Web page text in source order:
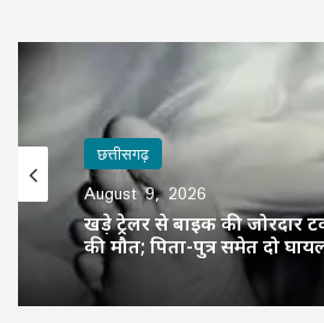
छत्तीसगढ़
August 9, 2026
खड़े ट्रेलर से बाइक की जोरदार
की मौत; पिता-पुत्र समेत दो